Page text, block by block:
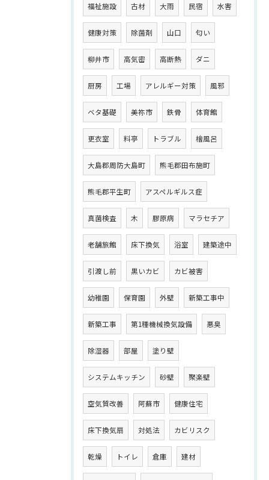
福祉施設 古材 大雨 民宿 水害
健康対策 除菌剤 山口 匂い
柳井市 高気密 高断熱 ダニ
厨房 工場 アレルギー対策 風邪
ベタ基礎 美祢市 鉄骨 体育館
更衣室 料亭 トラブル 檜風呂
大島郡周防大島町 熊毛郡田布施町
熊毛郡平生町 アスペルギルス症
真菌検査 木 膠原病 マラセチア
老舗旅館 床下換気 浴室 建築途中
引渡し前 黒いカビ カビ被害
幼稚園 保育園 外壁 新築工事中
新築工事 第1種機械換気設備 悪臭
除湿器 部屋 塗り壁
システムキッチン 砂壁 聚楽壁
空気質改善 阿蘇市 健康住宅
床下換気扇 対処法 カビリスク
乾燥 トイレ 倉庫 建材